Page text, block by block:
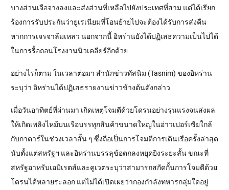
บางส่วนเจือจางลงและส่งส่วนที่เหลือไปยังประเทศที่สาม แต่ได้เรียก
ร้องการรับประกันว่ายูเรเนียมที่โอนย้ายไปจะต้องได้รับการส่งคืน
หากการเจรจาล้มเหลว นอกจากนี้ อิหร่านยังได้ปฏิเสธความเป็นไปได้
ในการรื้อถอนโรงงานนิวเคลียร์อีกด้วย
อย่างไรก็ตาม ในเวลาต่อมา สำนักข่าวทัสนิม (Tasnim) ของอิหร่าน
ระบุว่า อิหร่านได้ปฏิเสธรายงานข่าวข้างต้นดังกล่าว
เมื่อวันอาทิตย์ที่ผ่านมา เกิดเหตุโจมตีด้วยโดรนอย่างรุนแรงจนส่งผล
ให้เกิดเพลิงไหม้บนเรือบรรทุกสินค้าขนาดใหญ่ในอ่าวเปอร์เซียใกล้
กับกาตาร์ในช่วงเวลาสั้น ๆ ซึ่งถือเป็นการโจมตีการเดินเรือครั้งล่าสุด
นับตั้งแต่สหรัฐฯ และอิหร่านบรรลุข้อตกลงหยุดยิงระยะสั้น ขณะที่
สหรัฐอาหรับเอมิเรตส์และคูเวตระบุว่าสามารถสกัดกั้นการโจมตีด้วย
โดรนได้หลายระลอก แต่ไม่ได้เปิดเผยว่ากองกำลังทหารกลุ่มใดอยู่